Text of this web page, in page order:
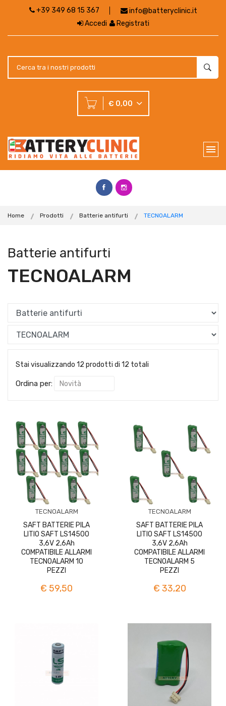
+39 349 68 15 367
info@batteryclinic.it
Accedi
Registrati
€ 0,00
Home Prodotti Batterie antifurti TECNOALARM
Batterie antifurti
TECNOALARM
Stai visualizzando 12 prodotti di 12 totali
Ordina per:
TECNOALARM
SAFT BATTERIE PILA
LITIO SAFT LS14500
3,6V 2,6Ah
COMPATIBILE ALLARMI
TECNOALARM 10
PEZZI
€ 59,50
TECNOALARM
SAFT BATTERIE PILA
LITIO SAFT LS14500
3,6V 2,6Ah
COMPATIBILE ALLARMI
TECNOALARM 5
PEZZI
€ 33,20